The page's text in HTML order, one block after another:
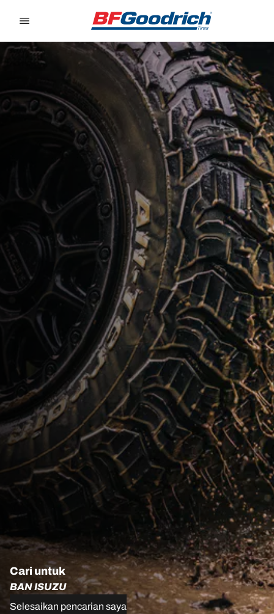
Cari untuk
BAN ISUZU
Selesaikan pencarian saya